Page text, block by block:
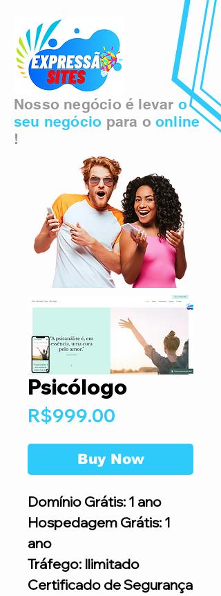
Nosso negócio é levar o
seu negócio para o online
!
Psicólogo
R$999.00
Buy Now
Domínio Grátis: 1 ano
Hospedagem Grátis: 1
ano
Tráfego: Ilimitado
Certificado de Segurança